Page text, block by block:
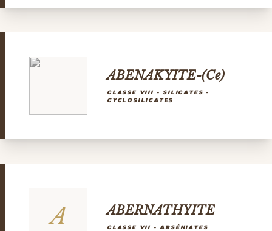
ABENAKYITE-(Ce)
CLASSE VIII - SILICATES -
CYCLOSILICATES
A ABERNATHYITE
CLASSE VII - ARSÉNIATES